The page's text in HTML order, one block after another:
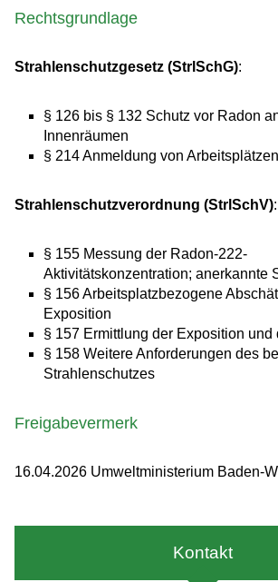
Rechtsgrundlage
Strahlenschutzgesetz (StrlSchG):
§ 126 bis § 132 Schutz vor Radon
Innenräumen
§ 214 Anmeldung von
Strahlenschutzverordnung (StrlSchV):
§ 155 Messung der Radon-222-
Aktivitätskonzentration; anerkannte
§ 156 Arbeitsplatzbezogene
Exposition
§ 157 Ermittlung der Exposition und
§ 158 Weitere Anforderungen des
Strahlenschutzes
Freigabevermerk
16.04.2026 Umweltministerium Baden-
Kontakt